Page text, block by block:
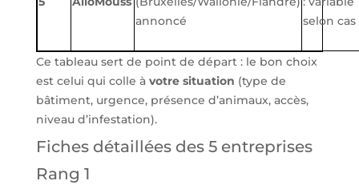
annoncé
selon cas
Ce tableau sert de point de départ : le bon choix
est celui qui colle à votre situation (type de
bâtiment, urgence, présence d’animaux, accès,
niveau d’infestation).
Fiches détaillées des 5 entreprises
Rang 1